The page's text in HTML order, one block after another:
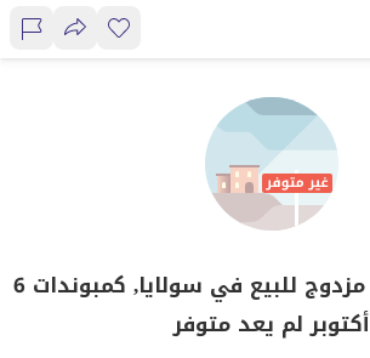
نعتذر, هذا منزل مزدوج للبيع في سولايا, كمبوندات 6
أكتوبر لم يعد متوفر